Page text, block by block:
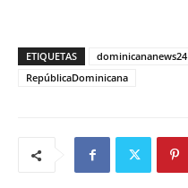
ETIQUETAS dominicananews24
RepúblicaDominicana